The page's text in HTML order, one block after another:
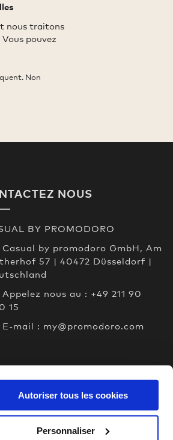
Autoriser tous les cookies
Personnaliser
nous traitons
pouvez
Non
NOUS
BY PROMODORO
Casual by promodoro GmbH, Am
57 | 40472 Düsseldorf |
Appelez nous au : +49 211 90
15
E-mail : my@promodoro.com